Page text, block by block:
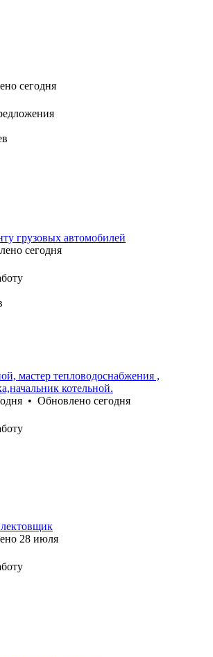
сегодня
грузовых автомобилей
сегодня
мастер тепловодоснабжения ,
котельной.
• Обновлено сегодня
28 июля